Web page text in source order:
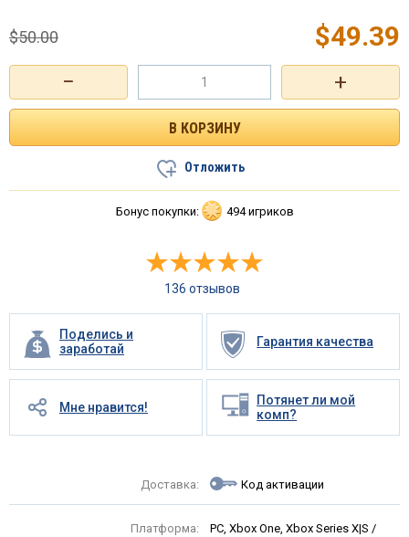
+
−
$49.39
$50.00
Отложить
Бонус покупки: 494 игриков
136 отзывов
Поделись и
заработай
Гарантия качества
Мне нравится!
Потянет ли мой
комп?
Доставка: Код активации
Платформа:
PC, Xbox One, Xbox Series X|S /